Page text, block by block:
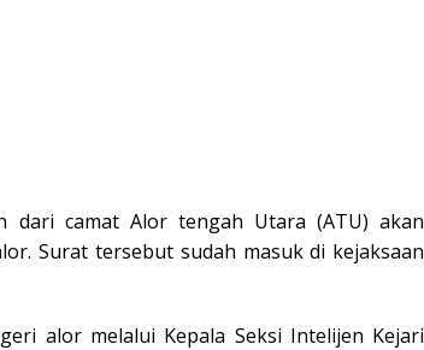
dari camat Alor tengah Utara (ATU) akan
Surat tersebut sudah masuk di kejaksaan
alor melalui Kepala Seksi Intelijen Kejari